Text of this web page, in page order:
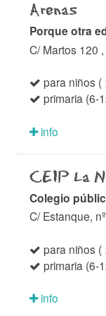
Arenas
Porque otra
C/ Martos 120
para niños (
primaria (6-
info
CEIP La
Colegio
C/ Estanque,
para niños (
primaria (6-
info